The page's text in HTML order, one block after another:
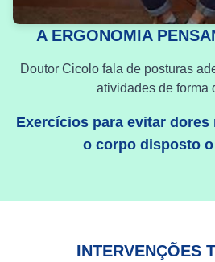
A ERGONOMIA
Doutor Cicolo fala de posturas
atividades de forma
Exercícios para evitar dores
o corpo disposto
INTERVENÇÕES